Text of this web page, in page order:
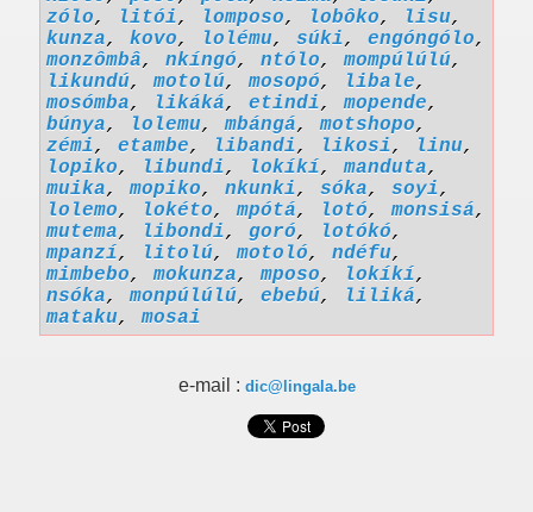
zólo, litói, lomposo, lobôko, lisu,
kunza, kovo, lolému, súki, engóngólo,
monzômbâ, nkíngó, ntólo,mompúlúlú,
likundú,motolú,mosopó, libale,
mosómba, likáká, etindi,mopende,
búnya, lolemu,mbángá,motshopo,
zémi, etambe, libandi, likosi, linu,
lopiko, libundi, lokíkí,manduta,
muika,mopiko, nkunki, sóka, soyi,
lolemo, lokéto,mpótá, lotó,monsisá,
mutema, libondi, goró, lotókó,
mpanzí, litolú,motoló, ndéfu,
mimbebo,mokunza,mposo, lokíkí,
nsóka,monpúlúlú, ebebú, liliká,
mataku,mosai
e-mail : dic@lingala.be